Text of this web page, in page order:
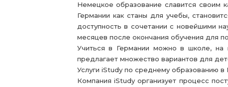
Немецкое образование славится своим
Германии как станы для учебы,
доступность в сочетании с новейшими
месяцев после окончания обучения для
Учиться в Германии можно в школе, на
предлагает множество вариантов для
Услуги iStudy по среднему образованию в
Компания iStudy организует процесс